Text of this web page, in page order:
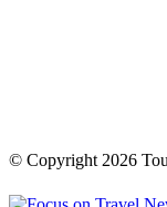
© Copyright 2026